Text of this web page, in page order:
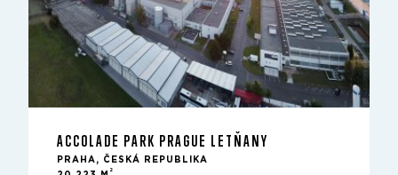
ACCOLADE PARK PRAGUE LETŇANY
PRAHA, ČESKÁ REPUBLIKA
2